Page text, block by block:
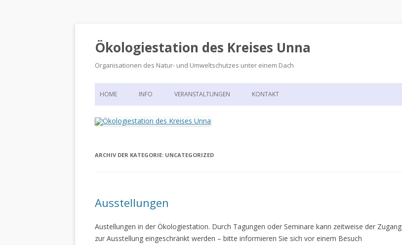
Ökologiestation des Kreises Unna
Organisationen des Natur- und Umweltschutzes unter einem Dach
Zum
HOME INFO VERANSTALTUNGEN KONTAKT
ARCHIV DER KATEGORIE: UNCATEGORIZED
Ausstellungen
Austellungen in der Ökologiestation. Durch Tagungen oder Seminare kann zeitweise der Zugang
zur Ausstellung eingeschränkt werden – bitte informieren Sie sich vor einem Besuch